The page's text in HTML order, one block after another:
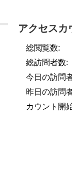
アクセスカ
総閲覧数:
総訪問者数:
今日の訪問
昨日の訪問
カウント開